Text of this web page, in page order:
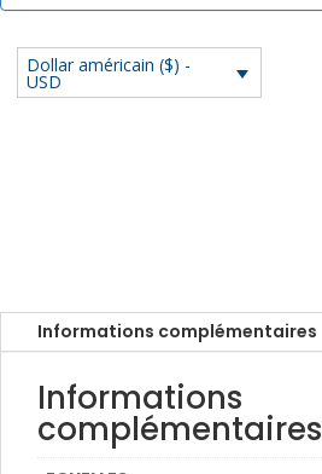
Dollar américain ($) -
USD
Informations complémentaires
Informations
complémentaires